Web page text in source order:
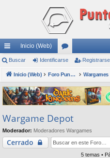
nl
ac
es
rá
pi
do
s
Inicio (Web)
or
os
Buscar Identificarse Registrarse
Inicio (Web) Foro Punta de Lanza Wargames Wargames
Wargame Depot
Moderador: Moderadores Wargames
Cerrado
5 temas •